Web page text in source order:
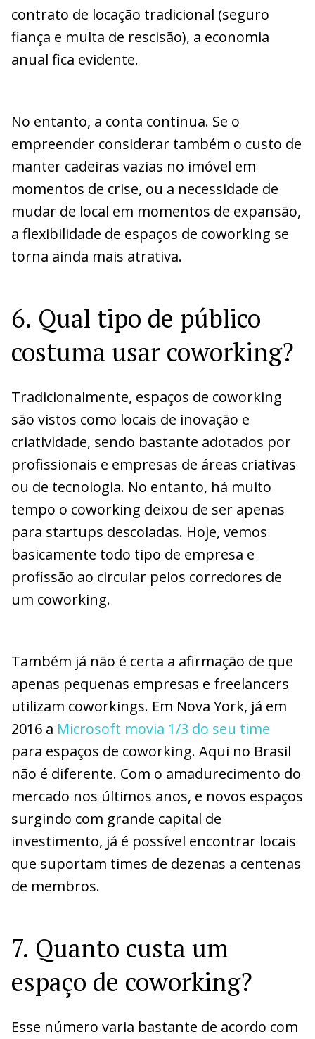
contrato de locação tradicional (seguro
fiança e multa de rescisão), a economia
anual fica evidente.
No entanto, a conta continua. Se o
empreender considerar também o custo de
manter cadeiras vazias no imóvel em
momentos de crise, ou a necessidade de
mudar de local em momentos de expansão,
a flexibilidade de espaços de coworking se
torna ainda mais atrativa.
6. Qual tipo de público
costuma usar coworking?
Tradicionalmente, espaços de coworking
são vistos como locais de inovação e
criatividade, sendo bastante adotados por
profissionais e empresas de áreas criativas
ou de tecnologia. No entanto, há muito
tempo o coworking deixou de ser apenas
para startups descoladas. Hoje, vemos
basicamente todo tipo de empresa e
profissão ao circular pelos corredores de
um coworking.
Também já não é certa a afirmação de que
apenas pequenas empresas e freelancers
utilizam coworkings. Em Nova York, já em
2016 a Microsoft movia 1/3 do seu time
para espaços de coworking. Aqui no Brasil
não é diferente. Com o amadurecimento do
mercado nos últimos anos, e novos espaços
surgindo com grande capital de
investimento, já é possível encontrar locais
que suportam times de dezenas a centenas
de membros.
7. Quanto custa um
espaço de coworking?
Esse número varia bastante de acordo com